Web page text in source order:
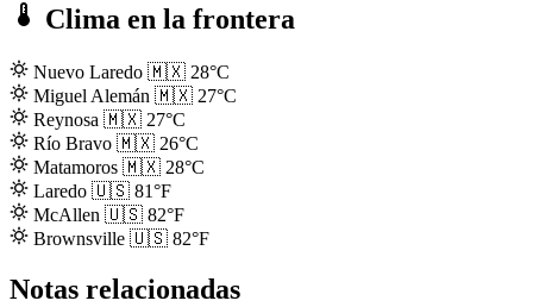
Clima en la frontera
Nuevo Laredo 🇲🇽 28°C
Miguel Alemán 🇲🇽 27°C
Reynosa 🇲🇽 27°C
Río Bravo 🇲🇽 26°C
Matamoros 🇲🇽 28°C
Laredo 🇺🇸 81°F
McAllen 🇺🇸 82°F
Brownsville 🇺🇸 82°F
Notas relacionadas